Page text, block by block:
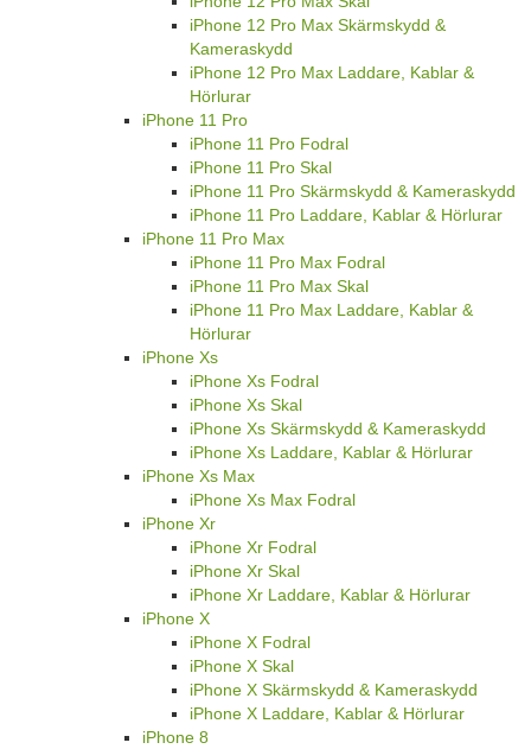
iPhone 12 Pro Max Skärmskydd &
Kameraskydd
iPhone 12 Pro Max Laddare, Kablar &
Hörlurar
iPhone 11 Pro
iPhone 11 Pro Fodral
iPhone 11 Pro Skal
iPhone 11 Pro Skärmskydd & Kameraskydd
iPhone 11 Pro Laddare, Kablar & Hörlurar
iPhone 11 Pro Max
iPhone 11 Pro Max Fodral
iPhone 11 Pro Max Skal
iPhone 11 Pro Max Laddare, Kablar &
Hörlurar
iPhone Xs
iPhone Xs Fodral
iPhone Xs Skal
iPhone Xs Skärmskydd & Kameraskydd
iPhone Xs Laddare, Kablar & Hörlurar
iPhone Xs Max
iPhone Xs Max Fodral
iPhone Xr
iPhone Xr Fodral
iPhone Xr Skal
iPhone Xr Laddare, Kablar & Hörlurar
iPhone X
iPhone X Fodral
iPhone X Skal
iPhone X Skärmskydd & Kameraskydd
iPhone X Laddare, Kablar & Hörlurar
iPhone 8